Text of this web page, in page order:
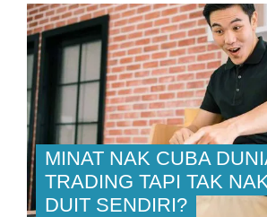
MINAT NAK CUBA
TRADING TAPI TAK
DUIT SENDIRI?